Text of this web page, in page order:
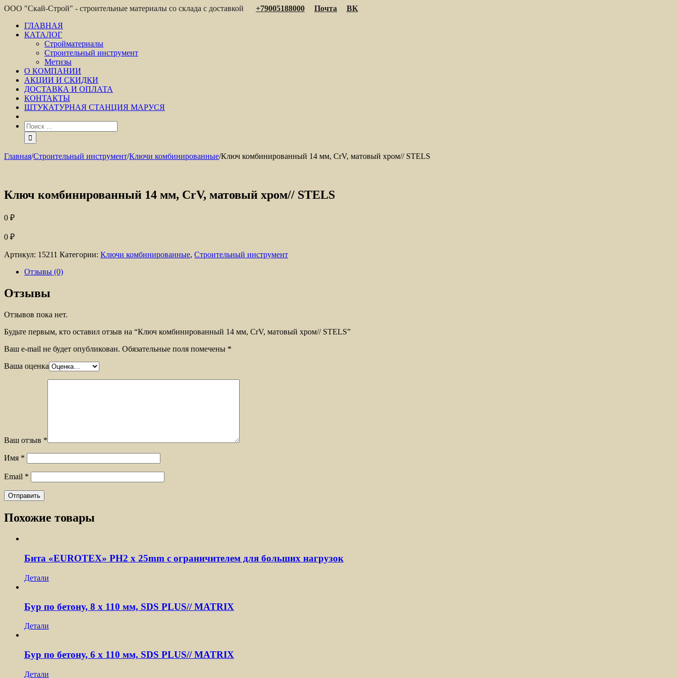
ООО "Скай-Строй" - строительные материалы со склада с доставкой +79005188000 Почта
ВК
ГЛАВНАЯ
КАТАЛОГ
Стройматериалы
Строительный инструмент
Метизы
О КОМПАНИИ
АКЦИИ И СКИДКИ
ДОСТАВКА И ОПЛАТА
КОНТАКТЫ
ШТУКАТУРНАЯ СТАНЦИЯ МАРУСЯ
Главная/Строительный инструмент/Ключи комбинированные/Ключ комбинированный 14 мм, CrV, матовый хром// STELS
Ключ комбинированный 14 мм, CrV, матовый хром// STELS
0 ₽
0 ₽
Артикул: 15211 Категории: Ключи комбинированные, Строительный инструмент
Отзывы (0)
Отзывы
Отзывов пока нет.
Будьте первым, кто оставил отзыв на “Ключ комбинированный 14 мм, CrV, матовый хром// STELS”
Ваш e-mail не будет опубликован. Обязательные поля помечены *
Ваша оценка
Ваш отзыв *
Имя *
Email *
Похожие товары
Бита «EUROTEX» PH2 х 25mm с ограничителем для больших нагрузок
Детали
Бур по бетону, 8 x 110 мм, SDS PLUS// MATRIX
Детали
Бур по бетону, 6 x 110 мм, SDS PLUS// MATRIX
Детали